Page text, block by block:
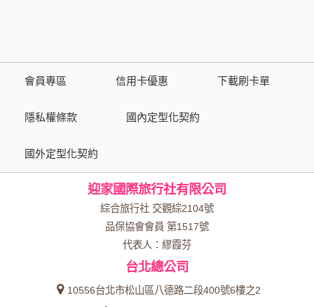
資料的蒐集與使用方式:
為了在本網站提供您最佳的互動性服務，可能會請您提供相關
本網站在您使用服務信箱、問卷調查等互動性功能時，會保留
於一般瀏覽時，伺服器會自行記錄相關行徑，包括您使用連線
設備的 IP 位址、使用時間、使用的瀏覽器、瀏覽及點選資料記
錄等，做為我們增進網站服務的參考依據，此記錄為內部應
用，決不對外公布。
為提供精確的服務，我們會將收集的問卷調查內容進行統計與
分析，分析結果之統計數據或說明文字呈現，除供內部研究
外，我們會視需要公佈統計數據及說明文字，但不涉及特定個
會員專區 信用卡優惠 下載刷卡單
隱私權條款 國內定型化契約
國外定型化契約
迎家國際旅行社有限公司
綜合旅行社 交觀綜2104號
品保協會會員 第1517號
代表人：繆霞芬
台北總公司
10556台北市松山區八德路二段400號6樓之2